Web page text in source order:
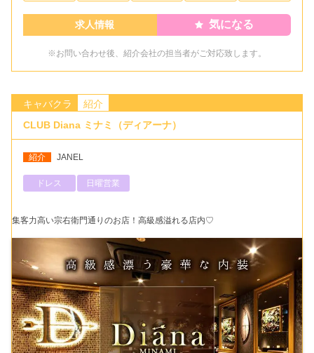
求人情報 気になる
※お問い合わせ後、紹介会社の担当者がご対応致します。
キャバクラ
紹介
CLUB Diana ミナミ（ディアーナ）
紹介 JANEL
ドレス 日曜営業
集客力高い宗右衛門通りのお店！高級感溢れる店内♡